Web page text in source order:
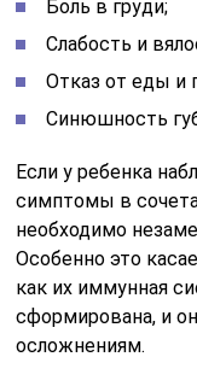
Боль в груди;
Слабость и
Отказ от еды и
Синюшность
Если у ребенка
симптомы в
необходимо
Особенно это
как их иммунная
сформирована, и
осложнениям.